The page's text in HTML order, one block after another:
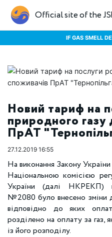
Official site of the
IF GAS SMELL
Новий тариф на
природного газу
ПрАТ
27.12.2019 16:55
На виконання Закону
Національною комісією
України (далі НКРЕКП)
№2080 було внесено
відповідно до яких
розділено на оплату за газ,
із його розподілу.